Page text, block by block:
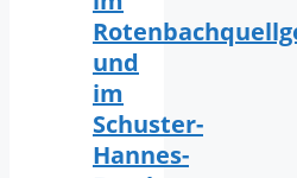
und
im
Schuster-
Hannes-